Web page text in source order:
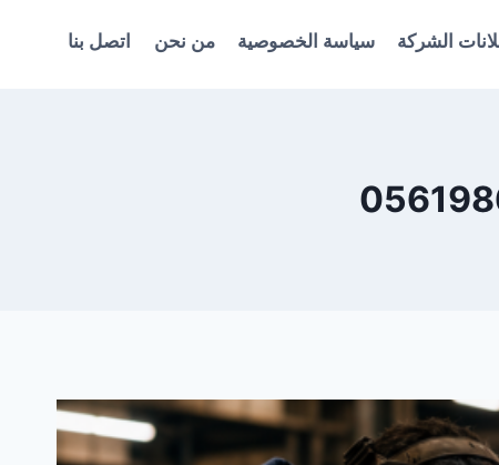
الشركة سياسة الخصوصية من نحن اتصل بنا